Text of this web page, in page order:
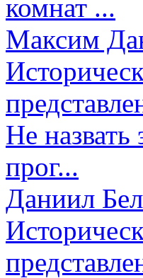
комнат ...
Максим
Не
прог...
Даниил